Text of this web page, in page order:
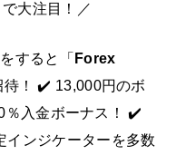
大注目！／
すると「 Forex
待！ ✔️ 13,000円のボ
％入金ボーナス！ ✔️
インジケーターを多数